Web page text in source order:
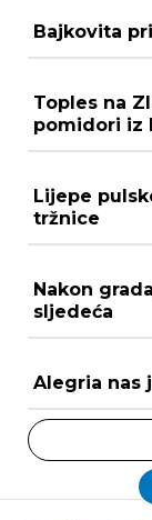
Bajkovita
Toples na
pomidori iz
Lijepe
tržnice
Nakon
sljedeća
Alegria nas